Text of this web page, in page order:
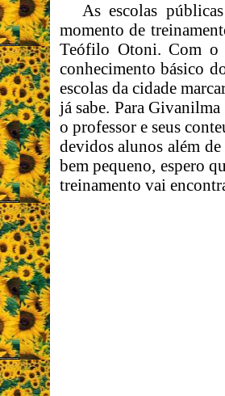
As escolas
momento de
Teófilo Otoni. Com o
conhecimento básico
escolas da cidade
já sabe. Para
o professor e seus
devidos alunos além
bem pequeno, espero
treinamento vai